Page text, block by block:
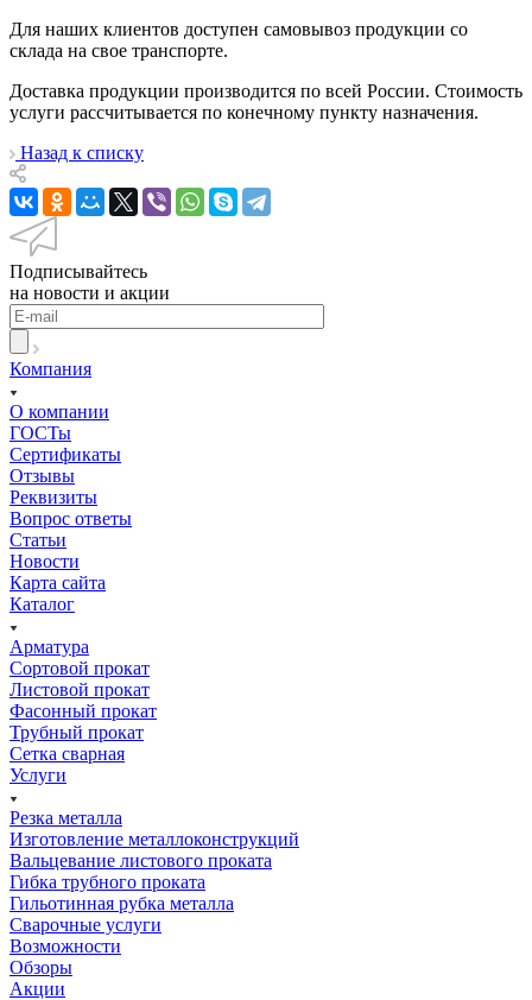
Для наших клиентов доступен самовывоз продукции со
склада на свое транспорте.
Доставка продукции производится по всей России. Стоимость
услуги рассчитывается по конечному пункту назначения.
Назад к списку
Подписывайтесь
на новости и акции
Компания
О компании
ГОСТы
Сертификаты
Отзывы
Реквизиты
Вопрос ответы
Статьи
Новости
Карта сайта
Каталог
Арматура
Сортовой прокат
Листовой прокат
Фасонный прокат
Трубный прокат
Сетка сварная
Услуги
Резка металла
Изготовление металлоконструкций
Вальцевание листового проката
Гибка трубного проката
Гильотинная рубка металла
Сварочные услуги
Возможности
Обзоры
Акции